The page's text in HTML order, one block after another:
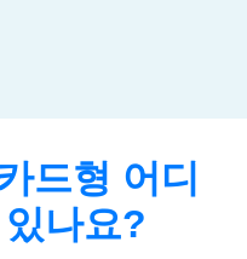
드형 어디
나요?